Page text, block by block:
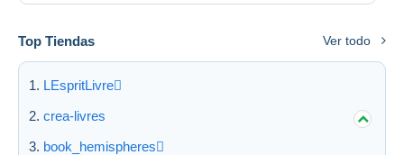
Top Tiendas Ver todo
LEspritLivre
crea-livres
book_hemispheres